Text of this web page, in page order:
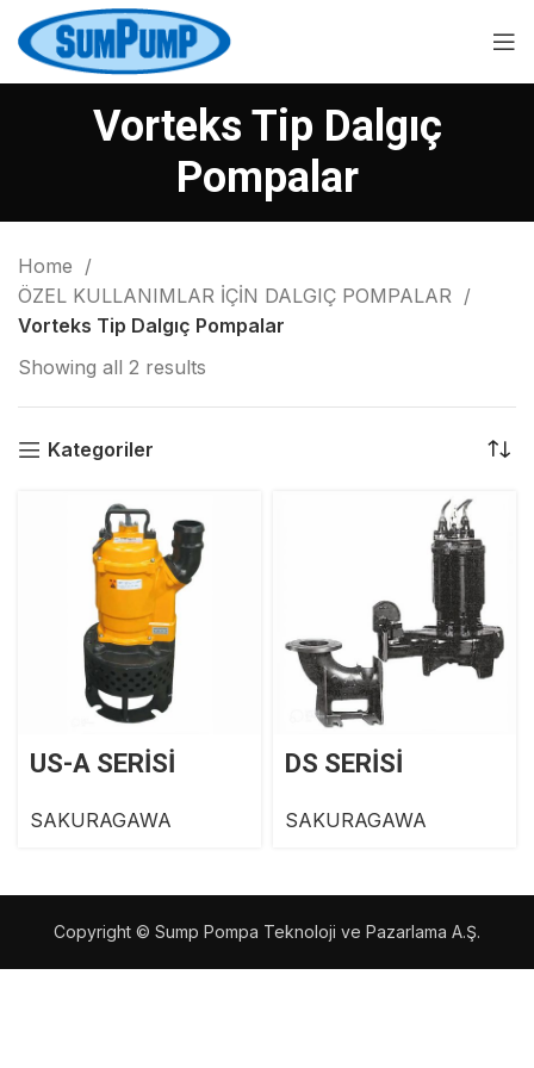
Vorteks Tip Dalgıç
Pompalar
Home
ÖZEL KULLANIMLAR İÇİN DALGIÇ POMPALAR
Vorteks Tip Dalgıç Pompalar
Showing all 2 results
Kategoriler
US-A SERİSİ
SAKURAGAWA
DS SERİSİ
SAKURAGAWA
Copyright © Sump Pompa Teknoloji ve Pazarlama A.Ş.